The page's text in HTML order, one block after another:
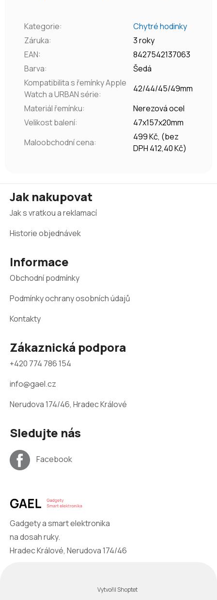
Kategorie:
Chytré hodinky
Záruka:
3 roky
EAN:
8427542137063
Barva:
Šedá
Kompatibilita s řemínky Apple
Watch a URBAN série:
42/44/45/49mm
Materiál řemínku:
Nerezová ocel
Velikost balení:
47x157x20mm
Maloobchodní cena:
499 Kč, (bez
DPH 412,40 Kč)
Jak nakupovat
Jak s vratkou a reklamací
Historie objednávek
Informace
Obchodní podmínky
Podmínky ochrany osobních údajů
Kontakty
Zákaznická podpora
+420 774 786 154
info@gael.cz
Nerudova 174/46, Hradec Králové
Sledujte nás
Facebook
Gadgety a smart elektronika
na dosah ruky.
Hradec Králové, Nerudova 174/46
Vytvořil Shoptet